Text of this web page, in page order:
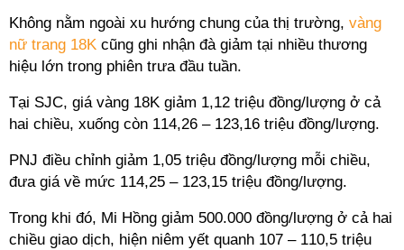
Không nằm ngoài xu hướng chung của thị trường, vàng
nữ trang 18K cũng ghi nhận đà giảm tại nhiều thương
hiệu lớn trong phiên trưa đầu tuần.
Tại SJC, giá vàng 18K giảm 1,12 triệu đồng/lượng ở cả
hai chiều, xuống còn 114,26 – 123,16 triệu đồng/lượng.
PNJ điều chỉnh giảm 1,05 triệu đồng/lượng mỗi chiều,
đưa giá về mức 114,25 – 123,15 triệu đồng/lượng.
Trong khi đó, Mi Hồng giảm 500.000 đồng/lượng ở cả hai
chiều giao dịch, hiện niêm yết quanh 107 – 110,5 triệu